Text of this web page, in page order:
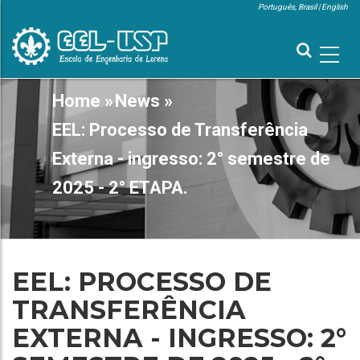
main
Português, Brasil English
BREADCRUMB
Home » News »
EEL: Processo de Transferência
Externa - ingresso: 2° semestre de
2025 - 2° ETAPA.
EEL: PROCESSO DE
TRANSFERÊNCIA
EXTERNA - INGRESSO: 2°